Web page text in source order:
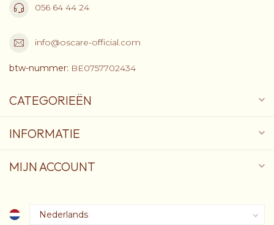
056 64 44 24
info@oscare-official.com
btw-nummer: BE0757702434
CATEGORIEËN
INFORMATIE
MIJN ACCOUNT